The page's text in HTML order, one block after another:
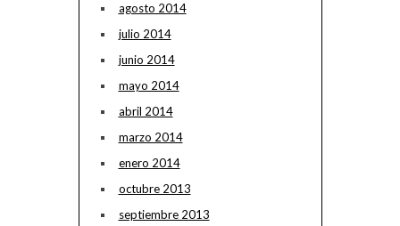
agosto 2014
julio 2014
junio 2014
mayo 2014
abril 2014
marzo 2014
enero 2014
octubre 2013
septiembre 2013